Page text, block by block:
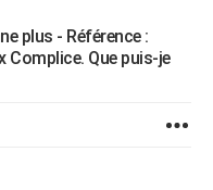
plus - Référence :
Que puis-je